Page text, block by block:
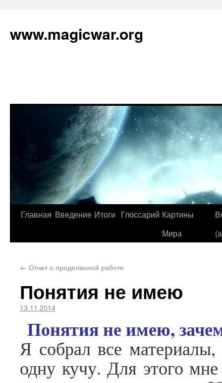
www.magicwar.org
Главная Введение Итоги Глоссарий Картины
Мира
← Отчет о проделанной работе
Понятия не имею
13.11.2014
Понятия не имею,
Я собрал все
одну кучу. Для этого